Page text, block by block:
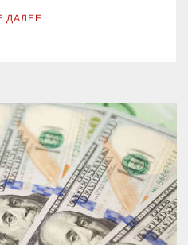
ДАЛЕЕ